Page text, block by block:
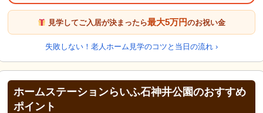
見学してご入居が決まったら最大5万円のお祝い金
失敗しない！老人ホーム見学のコツと当日の流れ ›
ホームステーションらいふ石神井公園のおすすめ
ポイント